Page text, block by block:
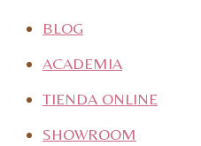
BLOG
ACADEMIA
TIENDA ONLINE
SHOWROOM